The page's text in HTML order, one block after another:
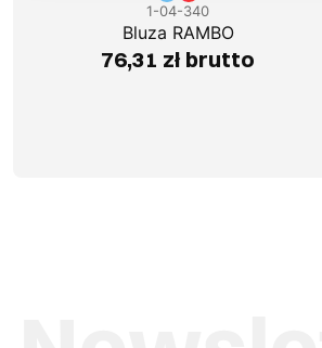
1-04-340
Bluza RAMBO
76,31 zł brutto